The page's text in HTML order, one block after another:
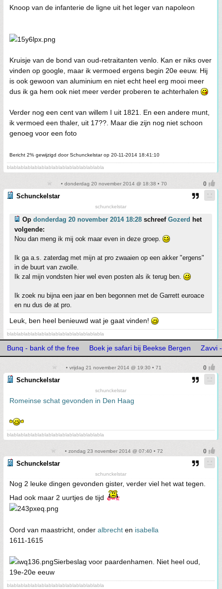
Knoop van de infanterie de ligne uit het leger van napoleon
Kruisje van de bond van oud-retraitanten venlo. Kan er niks over
vinden op google, maar ik vermoed ergens begin 20e eeuw. Hij
is ook gewoon van aluminium en niet echt heel erg mooi meer
dus ik ga hem ook niet meer verder proberen te achterhalen
Verder nog een cent van willem I uit 1821. En een andere munt,
ik vermoed een thaler, uit 17??. Maar die zijn nog niet schoon
genoeg voor een foto
Bericht 2% gewijzigd door Schunckelstar op 20-11-2014 18:41:10
blablablablablablablablablablablablablabla
• donderdag 20 november 2014 @ 18:38 • 70
Schunckelstar
schunckelstar
Op donderdag 20 november 2014 18:28 schreef Gozerd het
volgende:
Nou dan meng ik mij ook maar even in deze groep.
Ik ga a.s. zaterdag met mijn at pro zwaaien op een akker "ergens"
in de buurt van zwolle.
Ik zal mijn vondsten hier wel even posten als ik terug ben.
Ik zoek nu bijna een jaar en ben begonnen met de Garrett euroace
en nu dus de at pro.
Leuk, ben heel benieuwd wat je gaat vinden!
blablablablablablablablablablablablablabla
Bunq - bank of the free Boek je safari bij Beekse Bergen Zavvi
• vrijdag 21 november 2014 @ 19:30 • 71
Schunckelstar
schunckelstar
Romeinse schat gevonden in Den Haag
blablablablablablablablablablablablablabla
• zondag 23 november 2014 @ 07:40 • 72
Schunckelstar
schunckelstar
Nog 2 leuke dingen gevonden gister, verder viel het wat tegen.
Had ook maar 2 uurtjes de tijd
Oord van maastricht, onder albrecht en isabella
1611-1615
Sierbeslag voor paardenhamen. Niet heel oud,
19e-20e eeuw
blablablablablablablablablablablablablabla